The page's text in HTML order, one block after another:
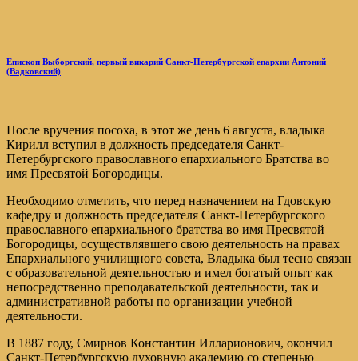
Епископ Выборгский, первый викарий Санкт-Петербургской епархии Антоний
(Вадковский)
После вручения посоха, в этот же день 6 августа, владыка
Кирилл вступил в должность председателя Санкт-
Петербургского православного епархиального Братства во
имя Пресвятой Богородицы.
Необходимо отметить, что перед назначением на Гдовскую
кафедру и должность председателя Санкт-Петербургского
православного епархиального братства во имя Пресвятой
Богородицы, осуществлявшего свою деятельность на правах
Епархиального училищного совета, Владыка был тесно связан
с образовательной деятельностью и имел богатый опыт как
непосредственно преподавательской деятельности, так и
административной работы по организации учебной
деятельности.
В 1887 году, Смирнов Константин Илларионович, окончил
Санкт-Петербургскую духовную академию со степенью